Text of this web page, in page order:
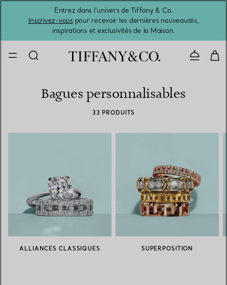
Entrez dans l’univers de Tiffany & Co.
Inscrivez-vouspour recevoir les dernières nouveautés,
inspirations et exclusivités de la Maison.
Bagues personnalisables
33 PRODUITS
ALLIANCES CLASSIQUES SUPERPOSITION